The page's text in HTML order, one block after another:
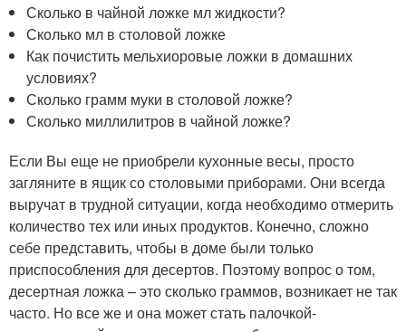
Сколько в чайной ложке мл жидкости?
Сколько мл в столовой ложке
Как почистить мельхиоровые ложки в домашних
условиях?
Сколько грамм муки в столовой ложке?
Сколько миллилитров в чайной ложке?
Если Вы еще не приобрели кухонные весы, просто
загляните в ящик со столовыми приборами. Они всегда
выручат в трудной ситуации, когда необходимо отмерить
количество тех или иных продуктов. Конечно, сложно
себе представить, чтобы в доме были только
приспособления для десертов. Поэтому вопрос о том,
десертная ложка – это сколько граммов, возникает не так
часто. Но все же и она может стать палочкой-